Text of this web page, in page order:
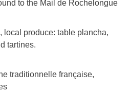
to the Mail de Rochelongue
local produce: table plancha,
tartines.
traditionnelle française,